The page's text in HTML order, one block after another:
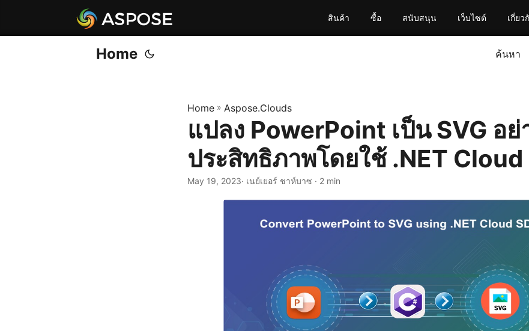
สินค้า ซื้อ สนับสนุน เว็บไซต์ เกี่ยว
Home ค้นหา
Home » Aspose.Clouds
แปลง PowerPoint เป็น SVG อย่
ประสิทธิภาพโดยใช้ .NET Cloud
May 19, 2023· เนย์เยอร์ ชาห์บาซ · 2 min